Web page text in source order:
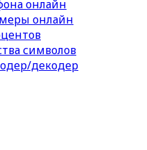
онлайн
онлайн
символов
декодер